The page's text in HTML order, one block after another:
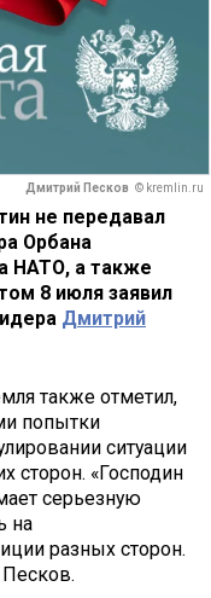
Дмитрий Песков © kremlin.ru
не передавал
Орбана
НАТО, а также
8 июля заявил
Дмитрий
также отметил,
попытки
ситуации
сторон. «Господин
серьезную
на
разных сторон.